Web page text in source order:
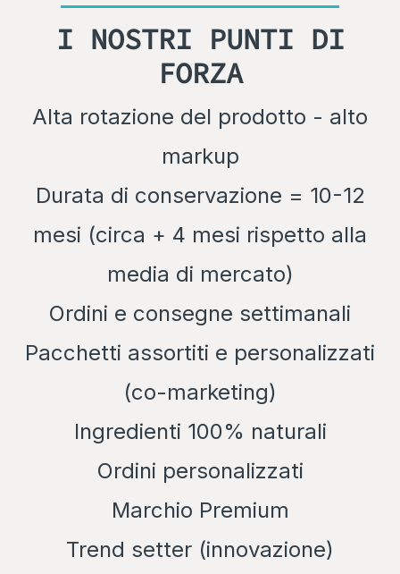
I NOSTRI PUNTI DI
FORZA
Alta rotazione del prodotto - alto
markup
Durata di conservazione = 10-12
mesi (circa + 4 mesi rispetto alla
media di mercato)
Ordini e consegne settimanali
Pacchetti assortiti e personalizzati
(co-marketing)
Ingredienti 100% naturali
Ordini personalizzati
Marchio Premium
Trend setter (innovazione)